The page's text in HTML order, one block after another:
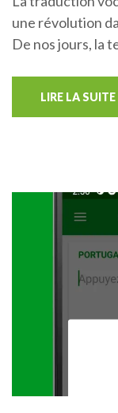
une révolution
De nos jours, la
LIRE LA SUITE